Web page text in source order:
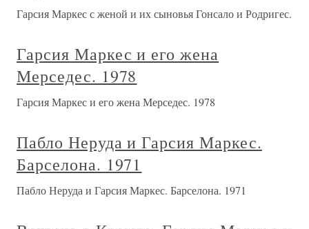
Гарсия Маркес с женой и их сыновья Гонсало и Родригес.
Гарсия Маркес и его жена
Мерседес. 1978
Гарсия Маркес и его жена Мерседес. 1978
Пабло Неруда и Гарсия Маркес.
Барселона. 1971
Пабло Неруда и Гарсия Маркес. Барселона. 1971